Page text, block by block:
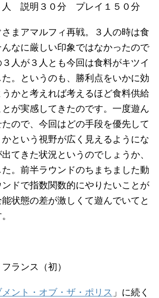
説明３０分 プレイ１５０分
さまアマルフィ再戦。３人の時は食
なに厳しい印象ではなかったので
人が３人とも今回は食料がキツイ
。というのも、勝利点をいかに効
かと考えれば考えるほど食料供給
が実感してきたのです。一度遊ん
ので、今回はどの手段を優先して
という視野が広く見えるようにな
てきた状況というのでしょうか、
。前半ラウンドのちまちました動
ドで指数関数的にやりたいことが
状態の差が激しくて遊んでいてと
ランス（初）
ント・オブ・ザ・ポリス 」に続く